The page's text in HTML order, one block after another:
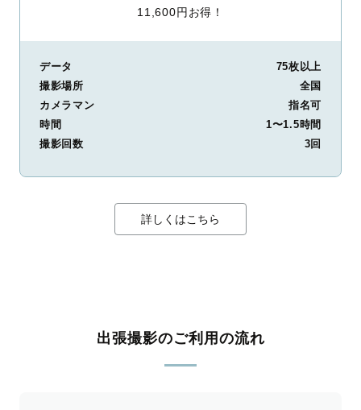
11,600円お得！
データ
75枚以上
撮影場所
全国
カメラマン
指名可
時間
1〜1.5時間
撮影回数
3回
詳しくはこちら
出張撮影のご利用の流れ